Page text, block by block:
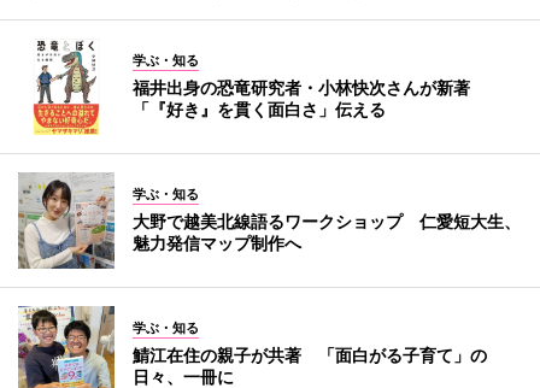
学ぶ・知る
福井出身の恐竜研究者・小林快次さんが新著
「『好き』を貫く面白さ」伝える
学ぶ・知る
大野で越美北線語るワークショップ 仁愛短大生、
魅力発信マップ制作へ
学ぶ・知る
鯖江在住の親子が共著 「面白がる子育て」の
日々、一冊に